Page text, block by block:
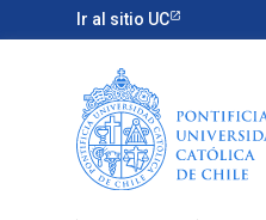
Ir al sitio UC